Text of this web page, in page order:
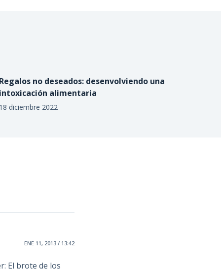
Regalos no deseados: desenvolviendo una
intoxicación alimentaria
18 diciembre 2022
ENE 11, 2013 / 13:42
El brote de los